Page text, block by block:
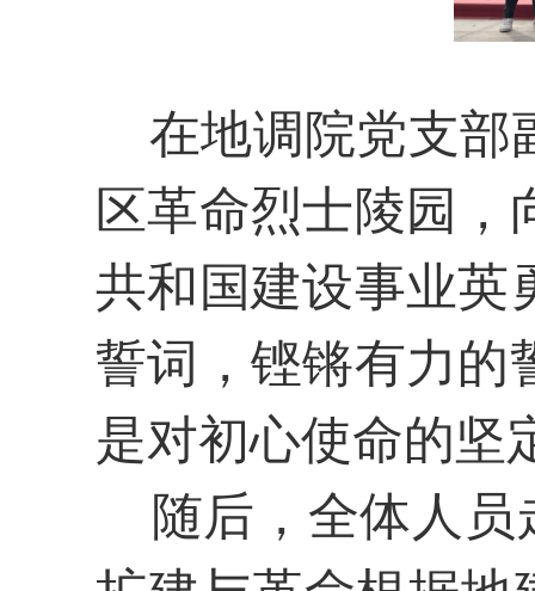
在地调院党支部
区革命烈士陵园
共和国建设事业英
誓词，铿锵有力的
是对初心使命的坚
随后，全体人员